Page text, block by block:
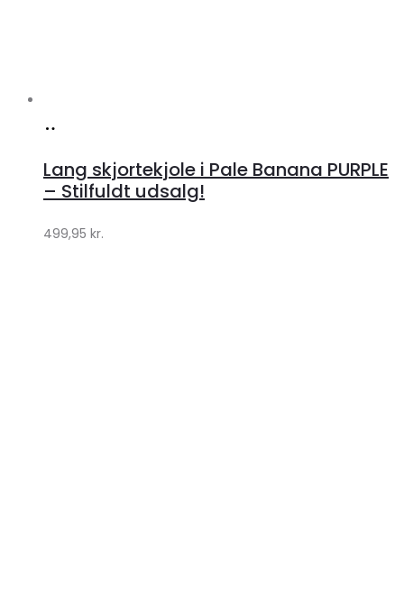
Klædeskabet.dk
Lang skjortekjole i Pale Banana PURPLE
– Stilfuldt udsalg!
499,95 kr.